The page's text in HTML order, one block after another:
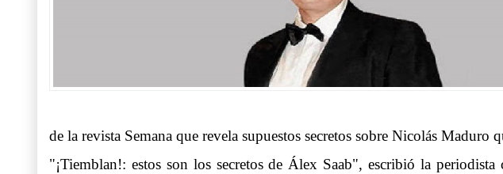
de la revista Semana que revela supuestos secretos sobre Nicolás
"¡Tiemblan!: estos son los secretos de Álex Saab", escribió la